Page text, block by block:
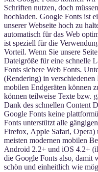
Schriften nutzen, doch
hochladen. Google Fonts ist
unserer Webseite hoch zu
automatisch für das Web
ist speziell für die
Vorteil. Wenn Sie unsere
Dateigröße für eine schnelle
Fonts sichere Web Fonts.
(Rendering) in
mobilen Endgeräten können
können teilweise Texte bzw.
Dank des schnellen Content
Google Fonts keine
Fonts unterstützt alle
Firefox, Apple Safari, Opera)
meisten modernen mobilen
Android 2.2+ und iOS 4.2+
die Google Fonts also, damit
schön und einheitlich wie